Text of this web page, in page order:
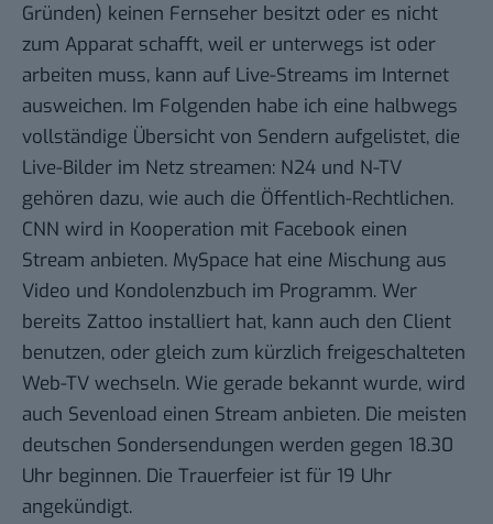
Gründen) keinen Fernseher besitzt oder es nicht
zum Apparat schafft, weil er unterwegs ist oder
arbeiten muss, kann auf Live-Streams im Internet
ausweichen. Im Folgenden habe ich eine halbwegs
vollständige Übersicht von Sendern aufgelistet, die
Live-Bilder im Netz streamen: N24 und N-TV
gehören dazu, wie auch die Öffentlich-Rechtlichen.
CNN wird in Kooperation mit Facebook einen
Stream anbieten. MySpace hat eine Mischung aus
Video und Kondolenzbuch im Programm. Wer
bereits Zattoo installiert hat, kann auch den Client
benutzen, oder gleich zum kürzlich freigeschalteten
Web-TV wechseln. Wie gerade bekannt wurde, wird
auch Sevenload einen Stream anbieten. Die meisten
deutschen Sondersendungen werden gegen 18.30
Uhr beginnen. Die Trauerfeier ist für 19 Uhr
angekündigt.